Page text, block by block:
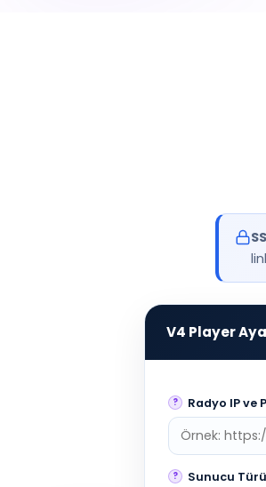
V4 Player
Radyo IP ve
Sunucu